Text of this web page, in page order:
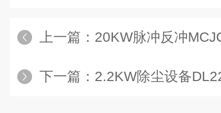
上一篇： 20KW脉冲反冲MCJC-20大
下一篇： 2.2KW除尘设备DL2200智